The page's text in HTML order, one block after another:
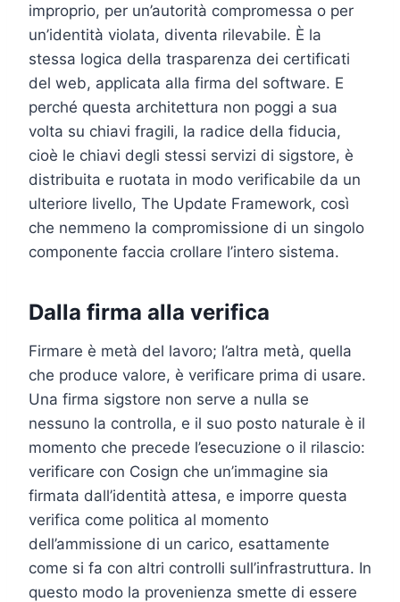
improprio, per un’autorità compromessa o per
un’identità violata, diventa rilevabile. È la
stessa logica della trasparenza dei certificati
del web, applicata alla firma del software. E
perché questa architettura non poggi a sua
volta su chiavi fragili, la radice della fiducia,
cioè le chiavi degli stessi servizi di sigstore, è
distribuita e ruotata in modo verificabile da un
ulteriore livello, The Update Framework, così
che nemmeno la compromissione di un singolo
componente faccia crollare l’intero sistema.
Dalla firma alla verifica
Firmare è metà del lavoro; l’altra metà, quella
che produce valore, è verificare prima di usare.
Una firma sigstore non serve a nulla se
nessuno la controlla, e il suo posto naturale è il
momento che precede l’esecuzione o il rilascio:
verificare con Cosign che un’immagine sia
firmata dall’identità attesa, e imporre questa
verifica come politica al momento
dell’ammissione di un carico, esattamente
come si fa con altri controlli sull’infrastruttura. In
questo modo la provenienza smette di essere